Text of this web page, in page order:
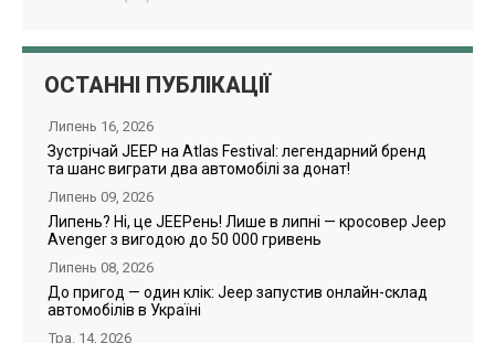
ОСТАННІ ПУБЛІКАЦІЇ
Липень 16, 2026
Зустрічай JEEP на Atlas Festival: легендарний бренд
та шанс виграти два автомобілі за донат!
Липень 09, 2026
Липень? Ні, це JEEPень! Лише в липні — кросовер Jeep
Avenger з вигодою до 50 000 гривень
Липень 08, 2026
До пригод — один клік: Jeep запустив онлайн-склад
автомобілів в Україні
Тра. 14, 2026